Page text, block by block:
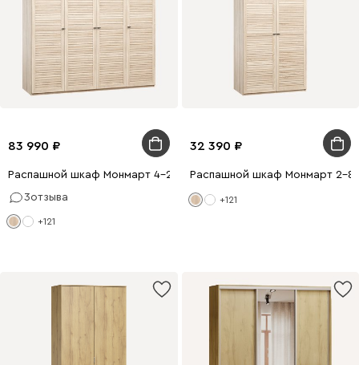
83 990
Распашной шкаф Монмарт 4-200x240 Дуб Сонома
3отзыва
+121
32 390
Распашной шкаф Монмарт 2-
+121